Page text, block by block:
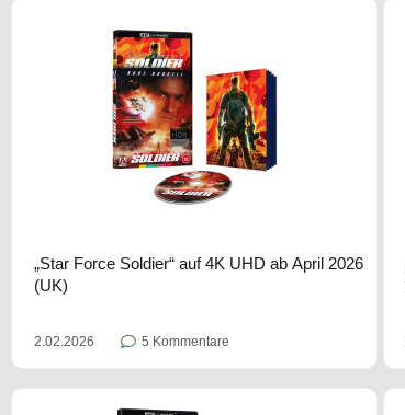
„Star Force Soldier“ auf 4K UHD ab April 2026
(UK)
2.02.2026 5 Kommentare